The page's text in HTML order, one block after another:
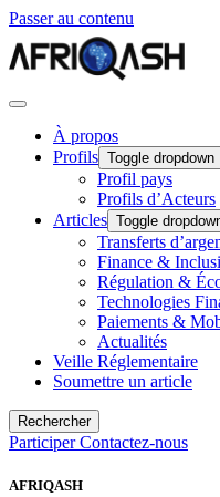
Passer au contenu
À propos
Profils Toggle dropdown
Profil pays
Profils d’Acteurs
Articles Toggle
Transferts
Finance &
Régulation &
Technologies
Paiements &
Actualités
Veille Réglementaire
Soumettre un article
Rechercher
ParticiperContactez-nous
AFRIQASH